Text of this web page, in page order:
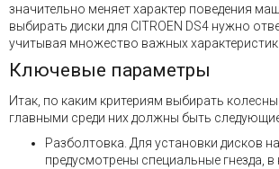
значительно меняет характер поведения
выбирать диски для CITROEN DS4 нужно
учитывая множество важных характеристик.
Ключевые параметры
Итак, по каким критериям выбирать
главными среди них должны быть
Разболтовка. Для установки дисков
предусмотрены специальные гнезда,